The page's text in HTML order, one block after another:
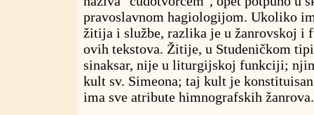
pravoslavnom hagiologijom. Ukoliko
žitija i službe, razlika je u žanrovskoj i
ovih tekstova. Žitije, u Studeničkom
sinaksar, nije u liturgijskoj funkciji;
kult sv. Simeona; taj kult je
ima sve atribute himnografskih žanrova.